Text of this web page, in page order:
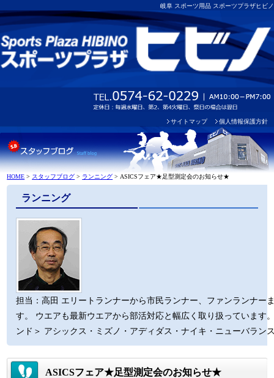
岐阜 スポーツ用品 スポーツプラザヒビノ
サイトマップ 個人情報保護方針
HOME > スタッフブログ > ランニング > ASICSフェア★足型測定会のお知らせ★
ランニング
担当：高田 エリートランナーから市民ランナー、ファンランナ
す。 ウエアも最新ウエアから部活対応と幅広く取り扱っていま
ンド＞ アシックス・ミズノ・アディダス・ナイキ・ニューバラン
ASICSフェア★足型測定会のお知らせ★